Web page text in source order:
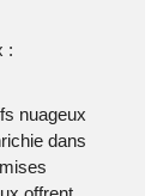
:
nuageux
dans